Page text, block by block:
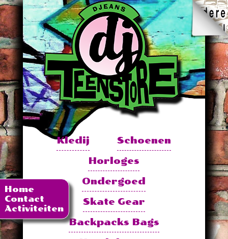
Kledij
Schoenen
Horloges
Ondergoed
Skate Gear
Backpacks Bags
Home
Contact
Activiteiten